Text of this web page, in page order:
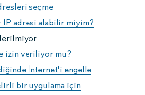
seçme
IP adresi alabilir miyim?
izin veriliyor mu?
İnternet'i engelle
bir uygulama için